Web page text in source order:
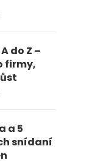
do Z –
firmy,
a 5
snídaní